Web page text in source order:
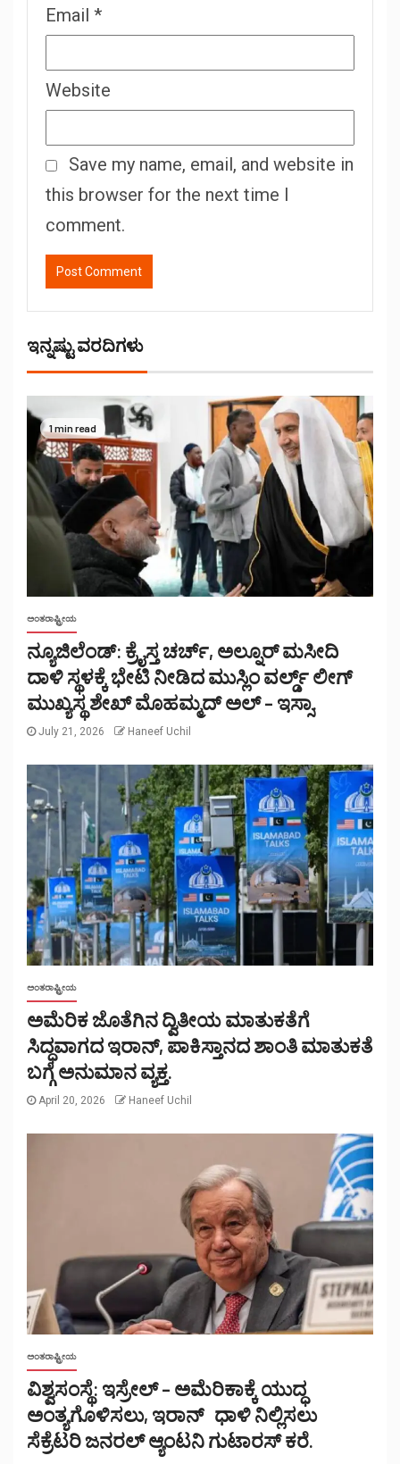
Email *
Website
Save my name, email, and website in
this browser for the next time I
comment.
ಇನ್ನಷ್ಟು ವರದಿಗಳು
1 min read
ಅಂತರಾಷ್ಟ್ರೀಯ
ನ್ಯೂಜಿಲೆಂಡ್: ಕ್ರೈಸ್ತ ಚರ್ಚ್, ಅಲ್ನೂರ್ ಮಸೀದಿ
ದಾಳಿ ಸ್ಥಳಕ್ಕೆ ಭೇಟಿ ನೀಡಿದ ಮುಸ್ಲಿಂ ವರ್ಲ್ಡ್ ಲೀಗ್
ಮುಖ್ಯಸ್ಥ ಶೇಖ್ ಮೊಹಮ್ಮದ್ ಅಲ್ – ಇಸ್ಸಾ.
July 21, 2026 Haneef Uchil
ಅಂತರಾಷ್ಟ್ರೀಯ
ಅಮೆರಿಕ ಜೊತೆಗಿನ ದ್ವಿತೀಯ ಮಾತುಕತೆಗೆ
ಸಿದ್ಧವಾಗದ ಇರಾನ್, ಪಾಕಿಸ್ತಾನದ ಶಾಂತಿ ಮಾತುಕತೆ
ಬಗ್ಗೆ ಅನುಮಾನ ವ್ಯಕ್ತ.
April 20, 2026 Haneef Uchil
ಅಂತರಾಷ್ಟ್ರೀಯ
ವಿಶ್ವಸಂಸ್ಥೆ: ಇಸ್ರೇಲ್ – ಅಮೆರಿಕಾಕ್ಕೆ ಯುದ್ಧ
ಅಂತ್ಯಗೊಳಿಸಲು, ಇರಾನ್ ಧಾಳಿ ನಿಲ್ಲಿಸಲು
ಸೆಕ್ರೆಟರಿ ಜನರಲ್ ಆ್ಯಂಟನಿ ಗುಟಾರಸ್ ಕರೆ.